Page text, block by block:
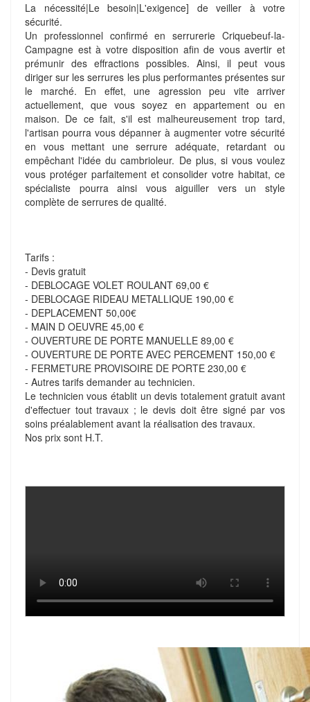
La nécessité|Le besoin|L'exigence] de veiller à votre
sécurité.
Un professionnel confirmé en serrurerie Criquebeuf-la-
Campagne est à votre disposition afin de vous avertir et
prémunir des effractions possibles. Ainsi, il peut vous
diriger sur les serrures les plus performantes présentes sur
le marché. En effet, une agression peu vite arriver
actuellement, que vous soyez en appartement ou en
maison. De ce fait, s'il est malheureusement trop tard,
l'artisan pourra vous dépanner à augmenter votre sécurité
en vous mettant une serrure adéquate, retardant ou
empêchant l'idée du cambrioleur. De plus, si vous voulez
vous protéger parfaitement et consolider votre habitat, ce
spécialiste pourra ainsi vous aiguiller vers un style
complète de serrures de qualité.
Tarifs :
- Devis gratuit
- DEBLOCAGE VOLET ROULANT 69,00 €
- DEBLOCAGE RIDEAU METALLIQUE 190,00 €
- DEPLACEMENT 50,00€
- MAIN D OEUVRE 45,00 €
- OUVERTURE DE PORTE MANUELLE 89,00 €
- OUVERTURE DE PORTE AVEC PERCEMENT 150,00 €
- FERMETURE PROVISOIRE DE PORTE 230,00 €
- Autres tarifs demander au technicien.
Le technicien vous établit un devis totalement gratuit avant
d'effectuer tout travaux ; le devis doit être signé par vos
soins préalablement avant la réalisation des travaux.
Nos prix sont H.T.